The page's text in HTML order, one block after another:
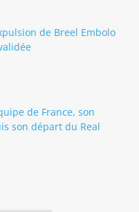
de Breel Embolo
de France, son
son départ du Real